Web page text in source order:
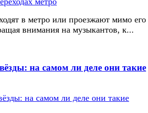
в метро или проезжают мимо его
внимания на музыкантов, к...
на самом ли деле они такие